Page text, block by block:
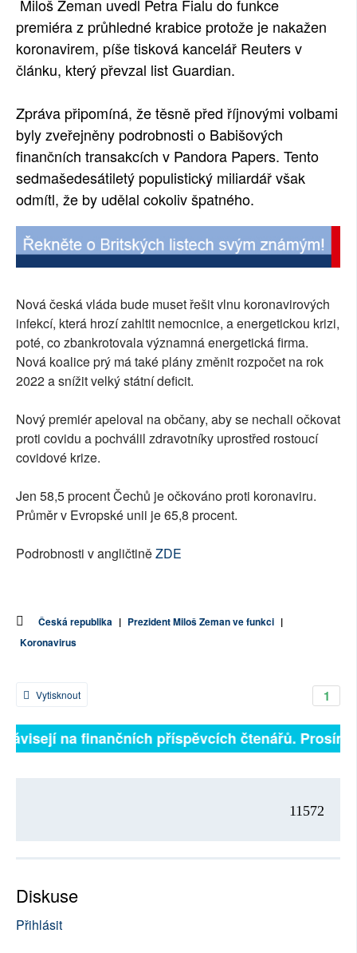
SOCIÁLNÍ SÍTĚ
RUBRIKY
Miloš Zeman uvedl Petra Fialu do funkce
premiéra z průhledné krabice protože je nakažen
koronavirem, píše tisková kancelář Reuters v
článku, který převzal list Guardian.
Zpráva připomíná, že těsně před říjnovými volbami
byly zveřejněny podrobnosti o Babišových
finančních transakcích v Pandora Papers. Tento
sedmašedesátiletý populistický miliardář však
odmítl, že by udělal cokoliv špatného.
Nová česká vláda bude muset řešit vlnu koronavirových
infekcí, která hrozí zahltit nemocnice, a energetickou krizi,
poté, co zbankrotovala významná energetická firma.
Nová koalice prý má také plány změnit rozpočet na rok
2022 a snížit velký státní deficit.
Nový premiér apeloval na občany, aby se nechali očkovat
proti covidu a pochválil zdravotníky uprostřed rostoucí
covidové krize.
Jen 58,5 procent Čechů je očkováno proti koronaviru.
Průměr v Evropské unii je 65,8 procent.
Podrobnosti v angličtiněZDE
Česká republika | Prezident Miloš Zeman ve funkci |
Koronavirus
1
Vytisknout
na finančních příspěvcích čtenářů.
11572
Diskuse
Přihlásit